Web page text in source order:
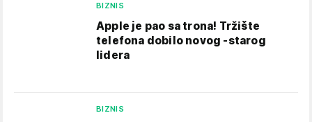
BIZNIS
Apple je pao sa trona! Tržište
telefona dobilo novog -starog
lidera
BIZNIS